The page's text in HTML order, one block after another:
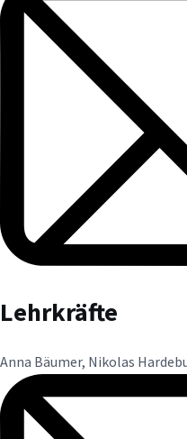
Lehrkräfte
Anna Bäumer, Nikolas